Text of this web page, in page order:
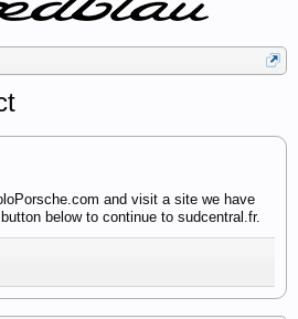
and visit a site we have
below to continue to sudcentral.fr.